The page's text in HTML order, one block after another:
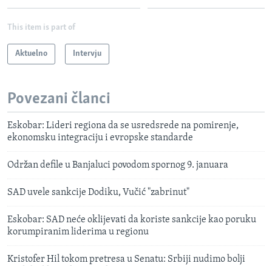
This item is part of
Aktuelno Intervju
Povezani članci
Eskobar: Lideri regiona da se usredsrede na pomirenje,
ekonomsku integraciju i evropske standarde
Održan defile u Banjaluci povodom spornog 9. januara
SAD uvele sankcije Dodiku, Vučić "zabrinut"
Eskobar: SAD neće oklijevati da koriste sankcije kao poruku
korumpiranim liderima u regionu
Kristofer Hil tokom pretresa u Senatu: Srbiji nudimo bolji